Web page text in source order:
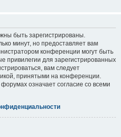
быть зарегистрированы.
минут, но предоставляет вам
конференции могут быть
привилегии для зарегистрированных
вам следует
принятыми на конференции.
означает согласие со всеми